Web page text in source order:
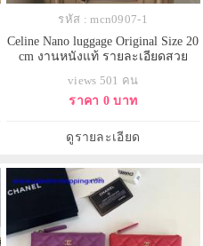
รหัส : mcn0907-1
Celine Nano luggage Original Size 20
cm งานหนังแท้ รายละเอียดสวย
views 501 คน
ราคา 0 บาท
ดูรายละเอียด